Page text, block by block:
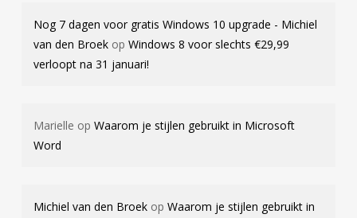
Nog 7 dagen voor gratis Windows 10 upgrade - Michiel
van den Broekop Windows 8 voor slechts €29,99
verloopt na 31 januari!
Marielle op Waarom je stijlen gebruikt in Microsoft
Word
Michiel van den Broekop Waarom je stijlen gebruikt in